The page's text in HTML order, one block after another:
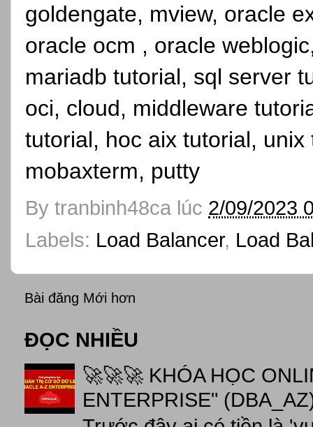
goldengate, mview, oracle
oracle ocm , oracle
mariadb tutorial, sql server
oci, cloud, middleware
tutorial, hoc aix tutorial,
mobaxterm, putty
By tranbinh48ca lúc 2/09/2023
Labels: Load Balancer, Load
Bài đăng Mới hơn
ĐỌC NHIỀU
🚀🚀🚀 KHÓA HỌC
ENTERPRISE"